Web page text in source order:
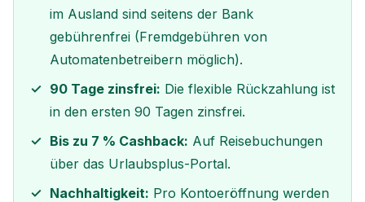
im Ausland sind seitens der Bank
gebührenfrei (Fremdgebühren von
Automatenbetreibern möglich).
90 Tage zinsfrei: Die flexible Rückzahlung ist
in den ersten 90 Tagen zinsfrei.
Bis zu 7 % Cashback: Auf Reisebuchungen
über das Urlaubsplus-Portal.
Nachhaltigkeit: Pro Kontoeröffnung werden